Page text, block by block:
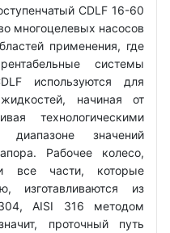
CDLF 16-60
многоцелевых насосов
применения, где
системы
используются для
начиная от
технологическими
значений
Рабочее колесо,
все части, которые
изготавливаются из
AISI 316 методом
проточный путь